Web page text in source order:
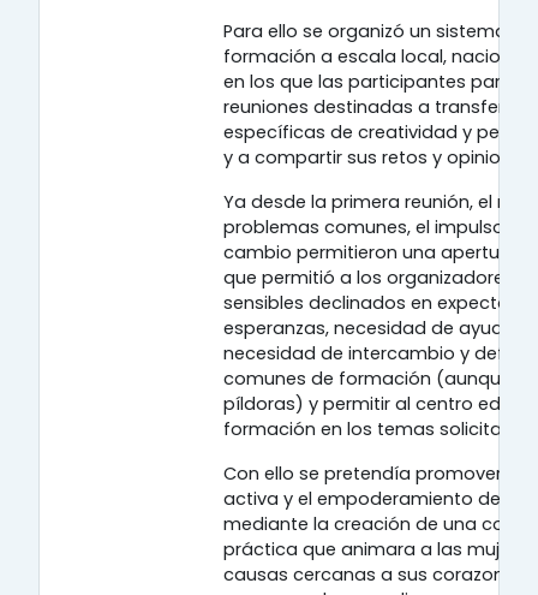
Para ello se organizó un sistema
formación a escala local, nacional
en los que las participantes
reuniones destinadas a
específicas de creatividad y
y a compartir sus retos y opiniones.
Ya desde la primera reunión, el
problemas comunes, el impulso
cambio permitieron una apertura
que permitió a los organizadores
sensibles declinados en
esperanzas, necesidad de ayuda y
necesidad de intercambio y definir
comunes de formación (aunque
píldoras) y permitir al centro
formación en los temas solicitados.
Con ello se pretendía promover la
activa y el empoderamiento de las
mediante la creación de una
práctica que animara a las
causas cercanas a sus corazones